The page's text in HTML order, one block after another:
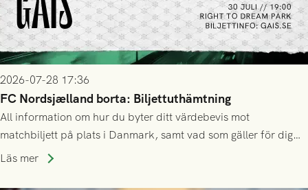
2026-07-28 17:36
FC Nordsjælland borta: Biljettuthämtning
All information om hur du byter ditt värdebevis mot
matchbiljett på plats i Danmark, samt vad som gäller för dig
som står på reservlista eller fått förhinder.
Läs mer